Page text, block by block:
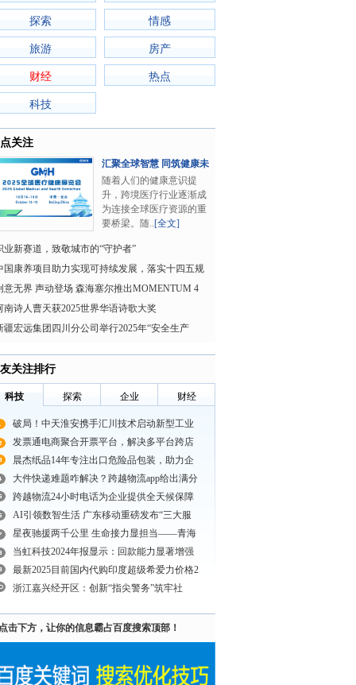
探索 情感
旅游 房产
财经 热点
科技
关注
汇聚全球智慧 同筑健康未
来——2025年全..
随着人们的健康意识提
升，跨境医疗行业逐渐成
为连接全球医疗资源的重
要桥梁。随..[全文]
业新赛道，致敬城市的“守护者”
国康养项目助力实现可持续发展，落实十四五规
意无界 声动登场 森海塞尔推出MOMENTUM 4
耳机 80 周年纪
南诗人曹天获2025世界华语诗歌大奖
疆宏远集团四川分公司举行2025年“安全生产
关注排行
科技 探索 企业 财经
破局！中天淮安携手汇川技术启动新型工业
发票通电商聚合开票平台，解决多平台跨店
晨杰纸品14年专注出口危险品包装，助力企
大件快递难题咋解决？跨越物流app给出满分
跨越物流24小时电话为企业提供全天候保障
AI引领数智生活 广东移动重磅发布“三大服
星夜驰援两千公里 生命接力显担当——青海
当虹科技2024年报显示：回款能力显著增强
最新2025目前国内代购印度超级希爱力价格2
浙江嘉兴经开区：创新“指尖警务”筑牢社
击下方，让你的信息霸占百度搜索顶部！